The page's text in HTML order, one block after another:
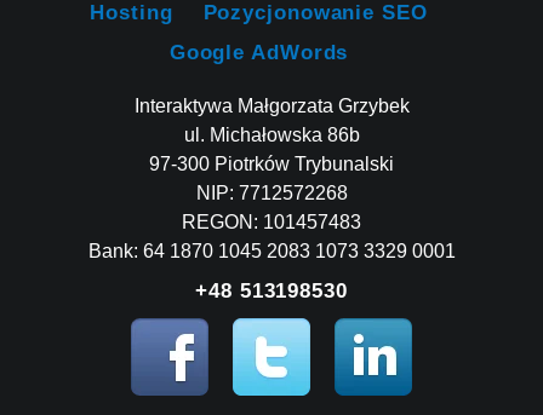
Hosting
Pozycjonowanie SEO
Google AdWords
Interaktywa Małgorzata Grzybek
ul. Michałowska 86b
97-300 Piotrków Trybunalski
NIP: 7712572268
REGON: 101457483
Bank: 64 1870 1045 2083 1073 3329 0001
+48 513198530